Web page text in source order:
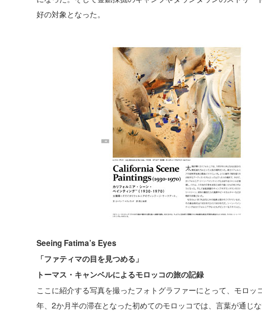
好の対象となった。
Seeing Fatima’s Eyes
「ファティマの目を見つめる」
トーマス・キャンベルによるモロッコの旅の記録
ここに紹介する写真を撮ったフォトグラファーにとって、モロ
年、2か月半の滞在となった初めてのモロッコでは、言葉が通じ